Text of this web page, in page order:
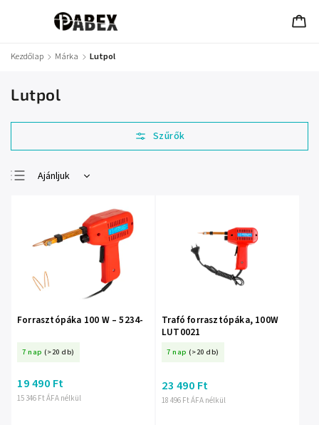
Kezdőlap / Márka / Lutpol
Lutpol
Ajánljuk
Legdrágább
Legnépszerűbb
ABC szerint
Forrasztópáka 100 W – 5234-
7 nap (>20 db)
15 346 Ft ÁFA nélkül
19 490 Ft
Trafó forrasztópáka, 100W
LUT0021
7 nap (>20 db)
18 496 Ft ÁFA nélkül
23 490 Ft